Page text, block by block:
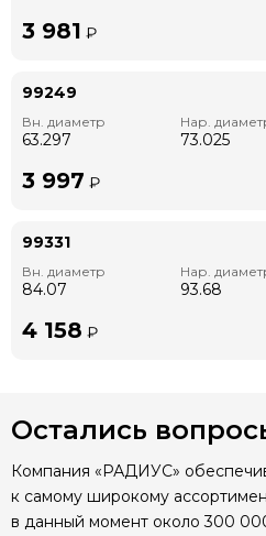
3 981 ₽
99249
Вн. диаметр
63.297
Нар.
73.025
3 997 ₽
99331
Вн. диаметр
84.07
Нар.
93.68
4 158 ₽
Остались
Компания «РАДИУС»
к самому широкому
в данный момент около 300